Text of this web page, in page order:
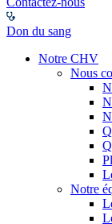
Don du sang
Notre CHV
Nous
Notre